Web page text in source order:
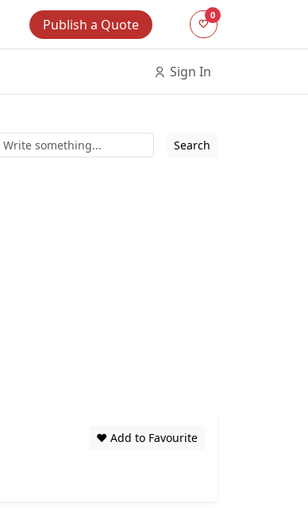
Publish a Quote
0
Sign In
Search
❤️ Add to Favourite